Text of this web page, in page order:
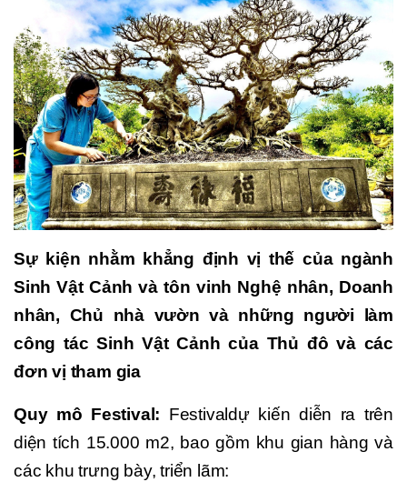
Sự kiện nhằm khẳng định vị thế của ngành
Sinh Vật Cảnh và tôn vinh Nghệ nhân, Doanh
nhân, Chủ nhà vườn và những người làm
công tác Sinh Vật Cảnh của Thủ đô và các
đơn vị tham gia
Quy mô Festival: Festivaldự kiến diễn ra trên
diện tích 15.000 m2, bao gồm khu gian hàng và
các khu trưng bày, triển lãm: